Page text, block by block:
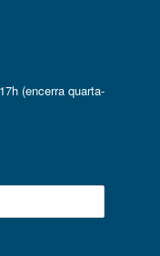
(encerra quarta-